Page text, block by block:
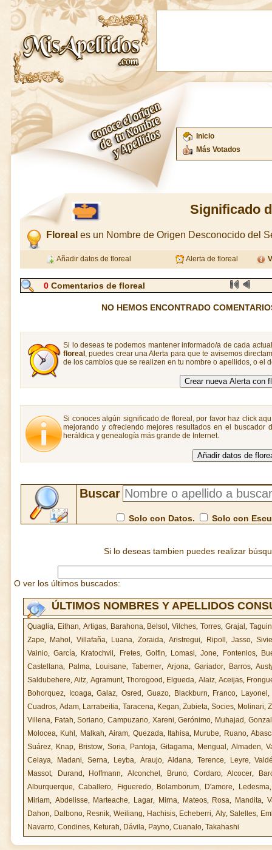
Inicio
Más Votados
Significado
Floreal es un Nombre de Origen Desconocido del
Añadir datos de floreal Alerta de floreal
0 Comentarios de floreal
NO HEMOS ENCONTRADO
Si lo deseas te podemos mantener informado/a de cada
floreal , puedes crear una Alerta para que te avisemos
de los cambios que se realizen en tu nombre o apellidos, o el
Si conoces algún significado de floreal, por favor haz click
mejorando y ofreciendo mejores resultados en el buscador
heráldica y genealogía más grande de Internet.
Buscar
Solo con Datos. Solo con
Si lo deseas tambien puedes realizar
O ver los últimos buscados:
ÚLTIMOS NOMBRES Y APELLIDOS
Quaglia, Eithan, Artigas, Barahona, Belsol,Vilches,Torres,Grajal,
Zape, Mahol, Villafaña, Luana, Zoraida,Aristregui, Ripoll , Jasso,
Vainio,García, Kratochvil, Fretes, Golfin, Lomasi,Jone, Fontenlos,
Castellana, Palma, Louisane, Taberner, Arjona, Gariador, Barros,
Saldubehere,Aitz, Agramunt,Thorogood, Elgueda, Alaiz,Aceijas,
Bohorquez, Icoaga,Galaz,Osred, Guazo, Blackburn, Franco, Layonel
Cuadros,Adam, Larrabeitia, Taracena, Kegan, Zubieta,Socies, Molinari,
Villena, Fatah,Soriano,Campuzano, Xareni,Gerónimo, Muhajad,
Molocea, Kuhl, Malkah,Airam, Quezada, Itahisa, Murube, Ruano,
Suárez, Knap, Bristow, Soria, Pantoja, Gitagama, Mengual , Almaden,
Celaya, Madani,Serna, Leyba, Araujo,Aldana,Terence, Leyre,
Massot, Durand, Hoffmann,Alconchel, Bruno, Cordaro,Alcocer,
Alburquerque,Caballero, Figueredo, Bolamborum, D'amore, Ledesma
Miriam, Abdelisse, Marteache, Lagar, Mirna, Mateos, Rosa, Mandita,
Dahon, Dalbono, Resnik, Weiliang, Hachisis, Echeberri, Aly,Salelles,
Navarro, Condines, Keturah, Dávila, Payno, Cuanalo, Takahashi